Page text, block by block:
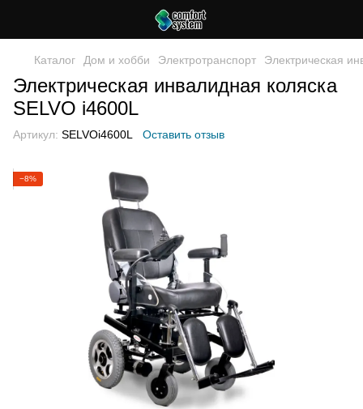
Каталог Дом и хобби Электротранспорт Электрическая
Электрическая инвалидная коляска
SELVO i4600L
Артикул: SELVOi4600L Оставить отзыв
−8%